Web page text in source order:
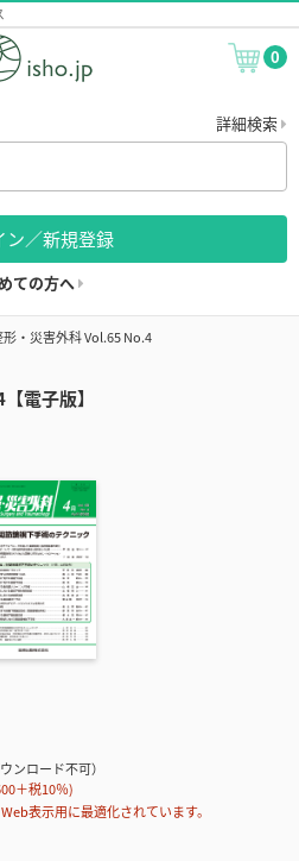
0
詳細検索
ン／新規登録
ての方へ
形・災害外科 Vol.65 No.4
電子版】
ンロード不可）
＋税10％)
表示用に最適化されています。